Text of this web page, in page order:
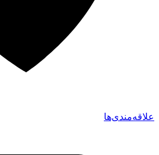
علاقه‌مندی‌ها